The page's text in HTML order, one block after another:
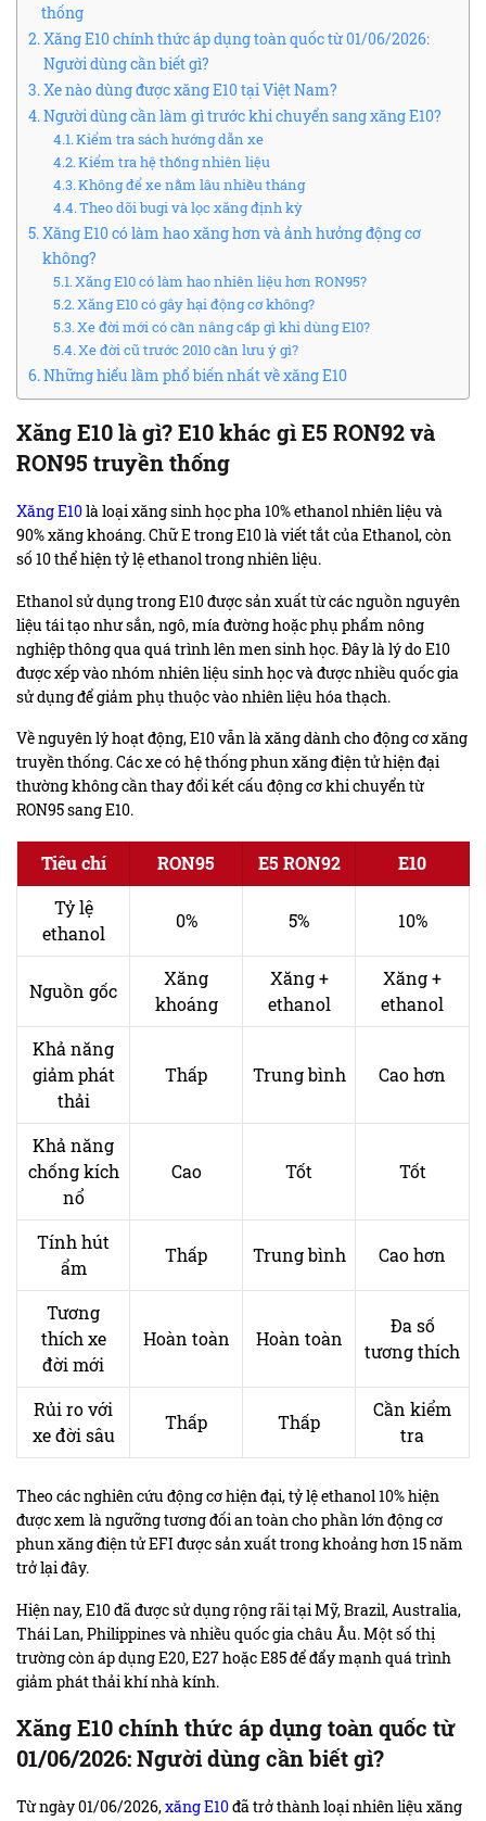
thống
Xăng E10 chính thức áp dụng toàn quốc từ 01/06/2026:
Người dùng cần biết gì?
Xe nào dùng được xăng E10 tại Việt Nam?
Người dùng cần làm gì trước khi chuyển sang xăng E10?
Kiểm tra sách hướng dẫn xe
Kiểm tra hệ thống nhiên liệu
Không để xe nằm lâu nhiều tháng
Theo dõi bugi và lọc xăng định kỳ
Xăng E10 có làm hao xăng hơn và ảnh hưởng động cơ
không?
Xăng E10 có làm hao nhiên liệu hơn RON95?
Xăng E10 có gây hại động cơ không?
Xe đời mới có cần nâng cấp gì khi dùng E10?
Xe đời cũ trước 2010 cần lưu ý gì?
Những hiểu lầm phổ biến nhất về xăng E10
Xăng E10 là gì? E10 khác gì E5 RON92 và
RON95 truyền thống
Xăng E10là loại xăng sinh học pha 10% ethanol nhiên liệu và
90% xăng khoáng. Chữ E trong E10 là viết tắt của Ethanol, còn
số 10 thể hiện tỷ lệ ethanol trong nhiên liệu.
Ethanol sử dụng trong E10 được sản xuất từ các nguồn nguyên
liệu tái tạo như sắn, ngô, mía đường hoặc phụ phẩm nông
nghiệp thông qua quá trình lên men sinh học. Đây là lý do E10
được xếp vào nhóm nhiên liệu sinh học và được nhiều quốc gia
sử dụng để giảm phụ thuộc vào nhiên liệu hóa thạch.
Về nguyên lý hoạt động, E10 vẫn là xăng dành cho động cơ xăng
truyền thống. Các xe có hệ thống phun xăng điện tử hiện đại
thường không cần thay đổi kết cấu động cơ khi chuyển từ
RON95 sang E10.
Tiêu chí RON95 E5 RON92
E10
Tỷ lệ
ethanol
0% 5% 10%
Nguồn gốc
Xăng
khoáng
Xăng +
ethanol
Xăng +
ethanol
Khả năng
giảm phát
thải
Thấp Trung bình Cao hơn
Khả năng
chống kích
nổ
Cao Tốt Tốt
Tính hút
ẩm
Thấp Trung bình Cao hơn
Tương
thích xe
đời mới
Hoàn toàn Hoàn toàn
Đa số
tương thích
Rủi ro với
xe đời sâu
Thấp Thấp
Cần kiểm
tra
Theo các nghiên cứu động cơ hiện đại, tỷ lệ ethanol 10% hiện
được xem là ngưỡng tương đối an toàn cho phần lớn động cơ
phun xăng điện tử EFI được sản xuất trong khoảng hơn 15 năm
trở lại đây.
Hiện nay, E10 đã được sử dụng rộng rãi tại Mỹ, Brazil, Australia,
Thái Lan, Philippines và nhiều quốc gia châu Âu. Một số thị
trường còn áp dụng E20, E27 hoặc E85 để đẩy mạnh quá trình
giảm phát thải khí nhà kính.
Xăng E10 chính thức áp dụng toàn quốc từ
01/06/2026: Người dùng cần biết gì?
Từ ngày 01/06/2026,xăng E10đã trở thành loại nhiên liệu xăng